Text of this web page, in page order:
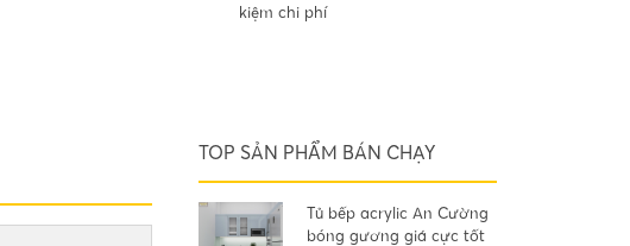
kiệm chi phí
TOP SẢN PHẨM BÁN CHẠY
Tủ bếp acrylic An Cường
bóng gương giá cực tốt